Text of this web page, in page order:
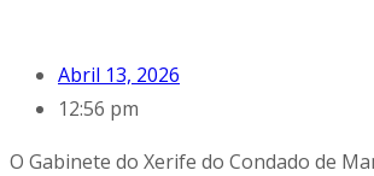
Abril 13, 2026
12:56 pm
O Gabinete do Xerife do Condado de